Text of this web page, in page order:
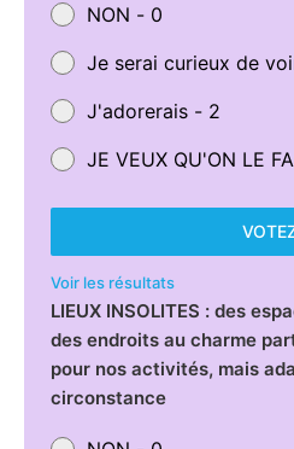
NON - 0
Je serai curieux de
J'adorerais - 2
JE VEUX QU'ON LE
Voir les résultats
LIEUX INSOLITES : des
des endroits au charme
pour nos activités, mais
circonstance